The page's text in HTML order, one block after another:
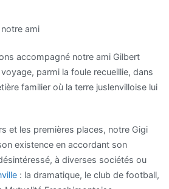
ami
accompagné notre ami Gilbert
parmi la foule recueillie, dans
familier où la terre juslenvilloise lui
et les premières places, notre Gigi
existence en accordant son
à diverses sociétés ou
: la dramatique, le club de football,